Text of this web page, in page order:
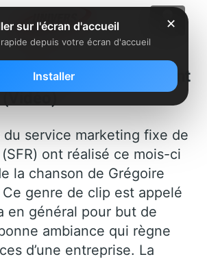
employés de Neuf font
du service marketing fixe de
ont réalisé ce mois-ci
la chanson de Grégoire
genre de clip est appelé
en général pour but de
ambiance qui règne
d’une entreprise. La
✕
sur l'écran d'accueil
depuis votre écran d'accueil
Installer